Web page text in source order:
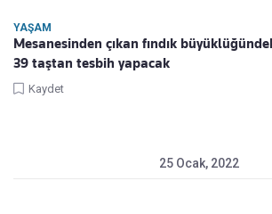
YAŞAM
Mesanesinden çıkan fındık
39 taştan tesbih yapacak
Kaydet
25 Ocak, 2022